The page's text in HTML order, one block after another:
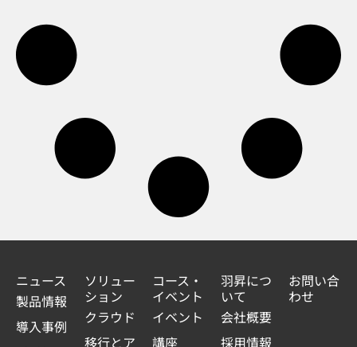
ニュース
製品情報
導入事例
ソリュー
ション
クラウド
移行とア
コース・
イベント
イベント
講座
羽昇につ
いて
会社概要
採用情報
お問い合
わせ